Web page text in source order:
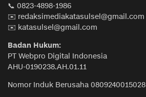
📞 0823-4898-1986
✉️ redaksimediakatasulsel@gmail.com
✉️ katasulsel@gmail.com
Badan Hukum:
PT Webpro Digital Indonesia
AHU-0190238.AH.01.11
Nomor Induk Berusaha 0809240015028